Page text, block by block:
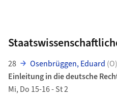
28 Osenbrüggen, Eduard (O)
Einleitung in die deutsche
Mi, Do 15-16 - St 2